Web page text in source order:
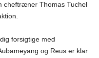
cheftræner Thomas Tuchel
forsigtige med
og Reus er klar